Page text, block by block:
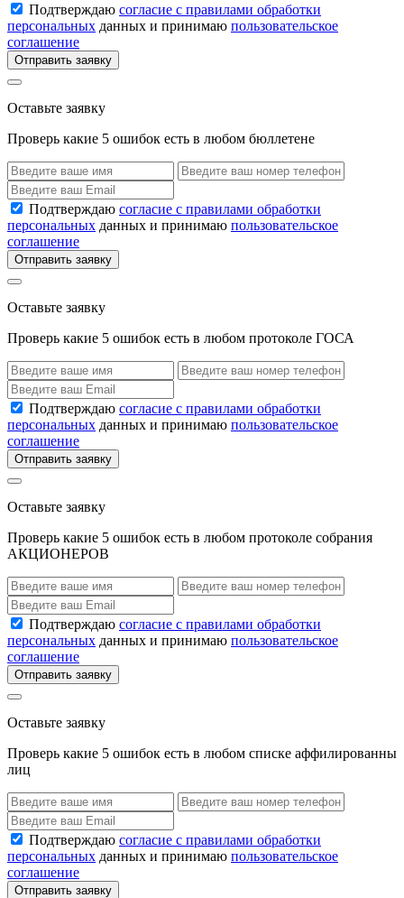
Подтверждаю согласие с правилами обработки
персональных данных и принимаю пользовательское
соглашение
Отправить заявку
Оставьте заявку
Проверь какие 5 ошибок есть в любом бюллетене
Подтверждаю согласие с правилами обработки
персональных данных и принимаю пользовательское
соглашение
Отправить заявку
Оставьте заявку
Проверь какие 5 ошибок есть в любом протоколе ГОСА
Подтверждаю согласие с правилами обработки
персональных данных и принимаю пользовательское
соглашение
Отправить заявку
Оставьте заявку
Проверь какие 5 ошибок есть в любом протоколе собрания
АКЦИОНЕРОВ
Подтверждаю согласие с правилами обработки
персональных данных и принимаю пользовательское
соглашение
Отправить заявку
Оставьте заявку
Проверь какие 5 ошибок есть в любом списке аффилированны
лиц
Подтверждаю согласие с правилами обработки
персональных данных и принимаю пользовательское
соглашение
Отправить заявку